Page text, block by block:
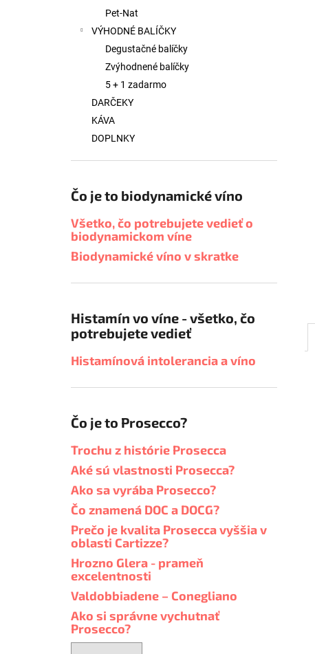
Pet-Nat
VÝHODNÉ BALÍČKY
Degustačné balíčky
Zvýhodnené balíčky
5 + 1 zadarmo
DARČEKY
KÁVA
DOPLNKY
Čo je to biodynamické víno
Všetko, čo potrebujete vedieť o
biodynamickom víne
Biodynamické víno v skratke
Histamín vo víne - všetko, čo
potrebujete vedieť
Histamínová intolerancia a víno
Čo je to Prosecco?
Trochu z histórie Prosecca
Aké sú vlastnosti Prosecca?
Ako sa vyrába Prosecco?
Čo znamená DOC a DOCG?
Prečo je kvalita Prosecca vyššia v
oblasti Cartizze?
Hrozno Glera - prameň
excelentnosti
Valdobbiadene – Conegliano
Ako si správne vychutnať
Prosecco?